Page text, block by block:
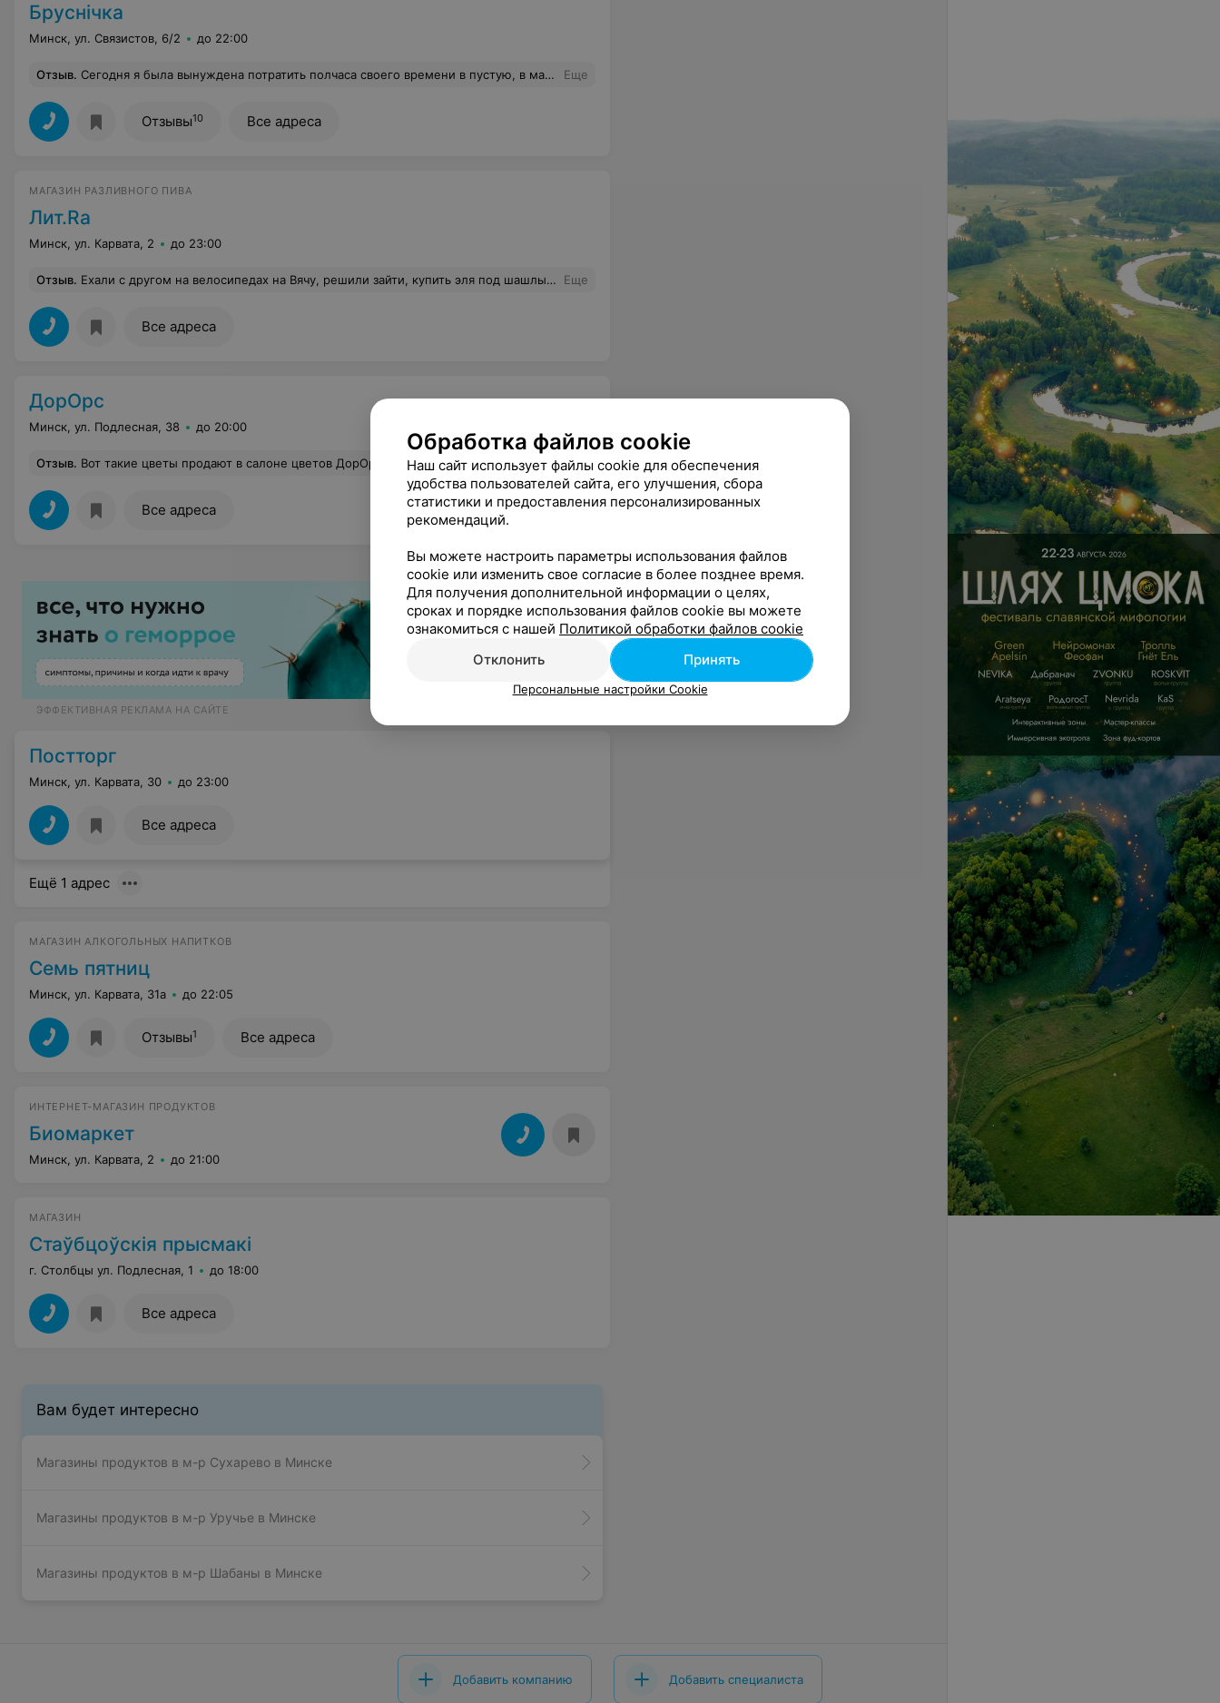
Бруснiчка
Минск, ул. Связистов, 6/2 до 22:00
Отзыв. Сегодня я была вынуждена потратить полчаса своего времени в пустую, в магазине "Брусничка" по адресу Янковского 44, из-за того что не было связи терминала с банком. Никакой информации об этом представлено не было. Мне пришлось отменить чек, но выходя из магазина связь резко восстановилась и мне пришлось заново пробивать товар. Извинений за доставленные неудобства я так и не получила. Прошу провести разъяснительную беседу с сотрудниками магазина. Еще
Отзывы10 Все адреса
МАГАЗИН РАЗЛИВНОГО ПИВА
Лит.Rа
Минск, ул. Карвата, 2 до 23:00
Отзыв. Ехали с другом на велосипедах на Вячу, решили зайти, купить эля под шашлык. Открытие магазина в 10 утра. Продавщицы явились в 10:05 и сразу поменяли табличку с закрыто на технический перерыв 15 минут. Неприятно, но ладно, пошли сначала за мясом в гипермаркет. К 10:18 минутам вернулись к магазину - всё ещё закрыто. Девушки внутри нас увидели, но всё так же неспешно продолжили заниматься своими делами, заполнять какой-то журнал. В 10:27 надоело ждать и пошли в гипер, купил себе воды (пиво из гипермаркета не хотелось), а друг пиво. Магазин открылся только в 10:29. В общем ассортимент хороший, но отношение никчёмное. Так и формируется впечатление о всей сети. С другой стороны спасибо - меньше алкоголя выпито. Еще
Все адреса
ДорОрс
Минск, ул. Подлесная, 38 до 20:00
Отзыв. Вот такие цветы продают в салоне цветов ДорОрс. Отломанные бутоны привязаны к стеблям, возможно даже от других роз, внутрь букета вообще напичкан какой-то мусор, все это сшито скрепками. Из 7 роз, только 1 была целой, у остальных поломаны стебли. Букет завял уже через день. Еще
Все адреса
ЭФФЕКТИВНАЯ РЕКЛАМА НА САЙТЕ
Постторг
Минск, ул. Карвата, 30 до 23:00
Все адреса
Ещё 1 адрес
МАГАЗИН АЛКОГОЛЬНЫХ НАПИТКОВ
Семь пятниц
Минск, ул. Карвата, 31а до 22:05
Отзывы1 Все адреса
ИНТЕРНЕТ-МАГАЗИН ПРОДУКТОВ
Биомаркет
Минск, ул. Карвата, 2 до 21:00
МАГАЗИН
Стаўбцоўскiя прысмакi
г. Столбцы ул. Подлесная, 1 до 18:00
Все адреса
Вам будет интересно
Магазины продуктов в м-р Сухарево в Минске
Магазины продуктов в м-р Уручье в Минске
Магазины продуктов в м-р Шабаны в Минске
Добавить компанию Добавить специалиста
Обработка файлов cookie
Наш сайт использует файлы cookie для обеспечения
удобства пользователей сайта, его улучшения, сбора
статистики и предоставления персонализированных
рекомендаций.
Вы можете настроить параметры использования файлов
cookie или изменить свое согласие в более позднее время.
Для получения дополнительной информации о целях,
сроках и порядке использования файлов cookie вы можете
ознакомиться с нашей Политикой обработки файлов cookie
Отклонить
Принять
Персональные настройки Cookie